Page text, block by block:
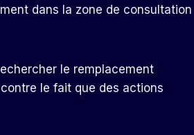
dans la zone de consultation
le remplacement
le fait que des actions